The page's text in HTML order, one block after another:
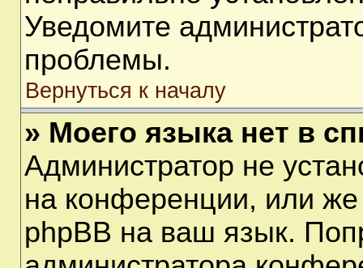
Уведомите
проблемы.
Вернуться к началу
» Моего языка нет в
Администратор не
на конференции, или же
phpBB на ваш язык.